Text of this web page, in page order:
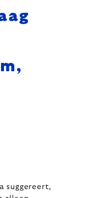
suggereert,